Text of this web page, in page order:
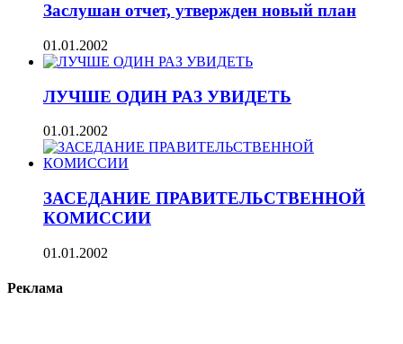
Заслушан отчет, утвержден новый план
01.01.2002
ЛУЧШЕ ОДИН РАЗ УВИДЕТЬ
01.01.2002
ЗАСЕДАНИЕ ПРАВИТЕЛЬСТВЕННОЙ
КОМИССИИ
01.01.2002
Реклама